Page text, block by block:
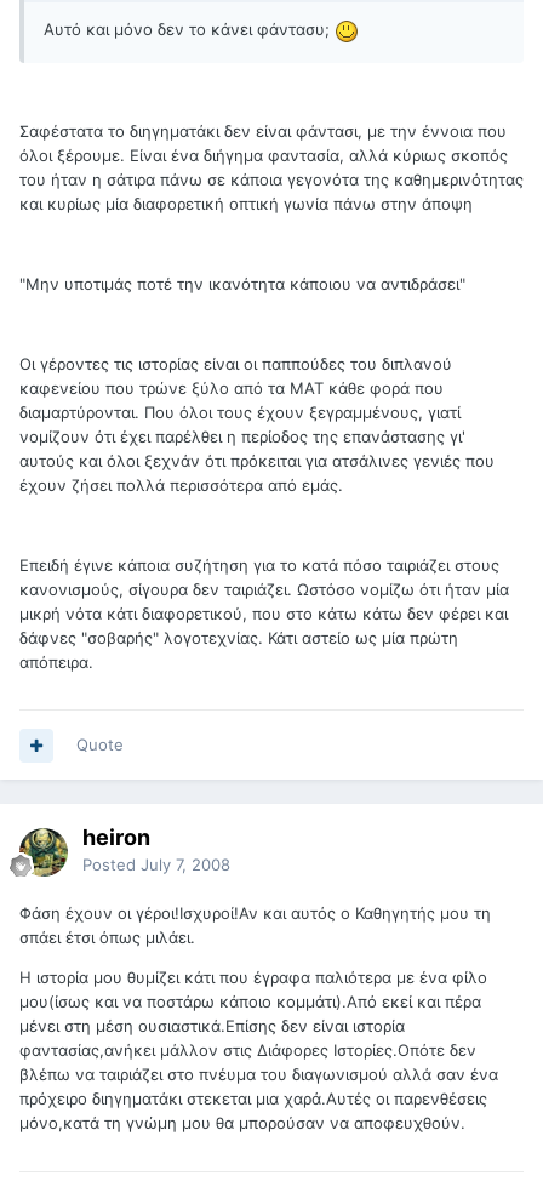
Αυτό και μόνο δεν το κάνει φάντασυ;
Σαφέστατα το διηγηματάκι δεν είναι φάντασι, με την έννοια που
όλοι ξέρουμε. Είναι ένα διήγημα φαντασία, αλλά κύριως σκοπός
του ήταν η σάτιρα πάνω σε κάποια γεγονότα της καθημερινότητας
και κυρίως μία διαφορετική οπτική γωνία πάνω στην άποψη
"Μην υποτιμάς ποτέ την ικανότητα κάποιου να αντιδράσει"
Οι γέροντες τις ιστορίας είναι οι παππούδες του διπλανού
καφενείου που τρώνε ξύλο από τα ΜΑΤ κάθε φορά που
διαμαρτύρονται. Που όλοι τους έχουν ξεγραμμένους, γιατί
νομίζουν ότι έχει παρέλθει η περίοδος της επανάστασης γι'
αυτούς και όλοι ξεχνάν ότι πρόκειται για ατσάλινες γενιές που
έχουν ζήσει πολλά περισσότερα από εμάς.
Επειδή έγινε κάποια συζήτηση για το κατά πόσο ταιριάζει στους
κανονισμούς, σίγουρα δεν ταιριάζει. Ωστόσο νομίζω ότι ήταν μία
μικρή νότα κάτι διαφορετικού, που στο κάτω κάτω δεν φέρει και
δάφνες "σοβαρής" λογοτεχνίας. Κάτι αστείο ως μία πρώτη
απόπειρα.
Quote
heiron
Posted July 7, 2008
Φάση έχουν οι γέροι!Ισχυροί!Αν και αυτός ο Καθηγητής μου τη
σπάει έτσι όπως μιλάει.
Η ιστορία μου θυμίζει κάτι που έγραφα παλιότερα με ένα φίλο
μου(ίσως και να ποστάρω κάποιο κομμάτι).Από εκεί και πέρα
μένει στη μέση ουσιαστικά.Επίσης δεν είναι ιστορία
φαντασίας,ανήκει μάλλον στις Διάφορες Ιστορίες.Οπότε δεν
βλέπω να ταιριάζει στο πνέυμα του διαγωνισμού αλλά σαν ένα
πρόχειρο διηγηματάκι στεκεται μια χαρά.Αυτές οι παρενθέσεις
μόνο,κατά τη γνώμη μου θα μπορούσαν να αποφευχθούν.